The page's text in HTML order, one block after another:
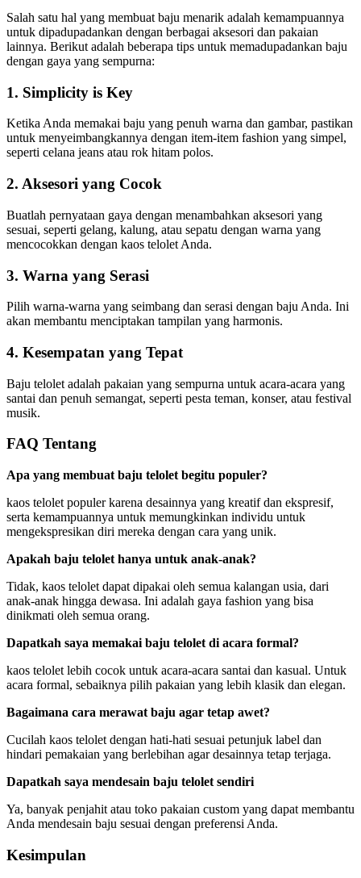
Salah satu hal yang membuat baju menarik adalah kemampuannya
untuk dipadupadankan dengan berbagai aksesori dan pakaian
lainnya. Berikut adalah beberapa tips untuk memadupadankan baju
dengan gaya yang sempurna:
1. Simplicity is Key
Ketika Anda memakai baju yang penuh warna dan gambar, pastikan
untuk menyeimbangkannya dengan item-item fashion yang simpel,
seperti celana jeans atau rok hitam polos.
2. Aksesori yang Cocok
Buatlah pernyataan gaya dengan menambahkan aksesori yang
sesuai, seperti gelang, kalung, atau sepatu dengan warna yang
mencocokkan dengan kaos telolet Anda.
3. Warna yang Serasi
Pilih warna-warna yang seimbang dan serasi dengan baju Anda. Ini
akan membantu menciptakan tampilan yang harmonis.
4. Kesempatan yang Tepat
Baju telolet adalah pakaian yang sempurna untuk acara-acara yang
santai dan penuh semangat, seperti pesta teman, konser, atau festival
musik.
FAQ Tentang
Apa yang membuat baju telolet begitu populer?
kaos telolet populer karena desainnya yang kreatif dan ekspresif,
serta kemampuannya untuk memungkinkan individu untuk
mengekspresikan diri mereka dengan cara yang unik.
Apakah baju telolet hanya untuk anak-anak?
Tidak, kaos telolet dapat dipakai oleh semua kalangan usia, dari
anak-anak hingga dewasa. Ini adalah gaya fashion yang bisa
dinikmati oleh semua orang.
Dapatkah saya memakai baju telolet di acara formal?
kaos telolet lebih cocok untuk acara-acara santai dan kasual. Untuk
acara formal, sebaiknya pilih pakaian yang lebih klasik dan elegan.
Bagaimana cara merawat baju agar tetap awet?
Cucilah kaos telolet dengan hati-hati sesuai petunjuk label dan
hindari pemakaian yang berlebihan agar desainnya tetap terjaga.
Dapatkah saya mendesain baju telolet sendiri
Ya, banyak penjahit atau toko pakaian custom yang dapat membantu
Anda mendesain baju sesuai dengan preferensi Anda.
Kesimpulan